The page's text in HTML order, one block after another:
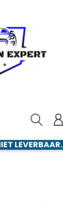
LEVERBAAR.